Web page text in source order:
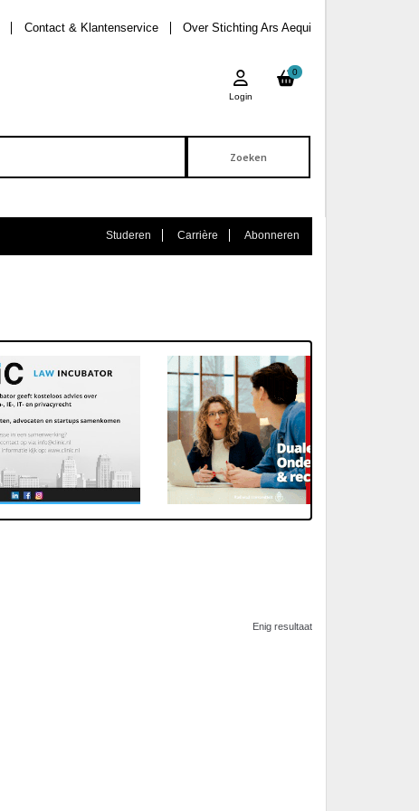
Over Stichting Ars Aequi
Contact & Klantenservice
0
Login
Studeren Carrière Abonneren
Enig resultaat